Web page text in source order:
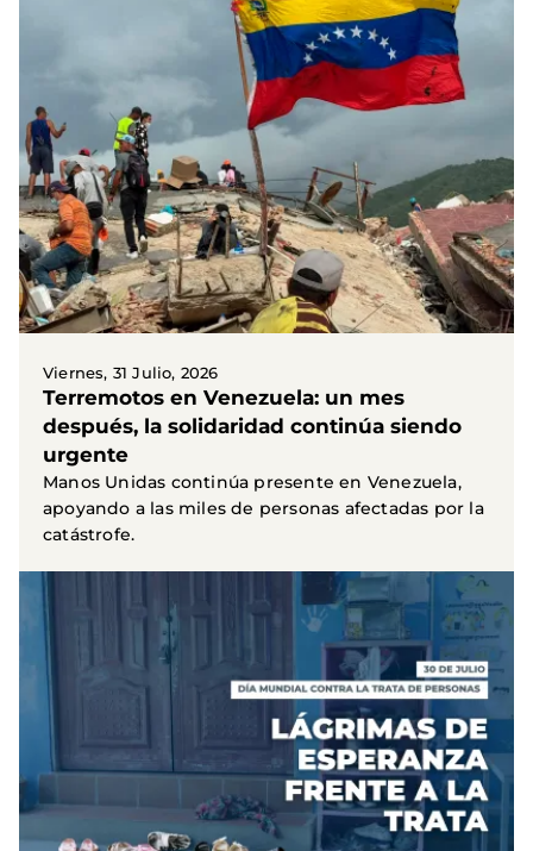
Viernes, 31 Julio, 2026
Terremotos en Venezuela: un mes
después, la solidaridad continúa siendo
urgente
Manos Unidas continúa presente en Venezuela,
apoyando a las miles de personas afectadas por la
catástrofe.